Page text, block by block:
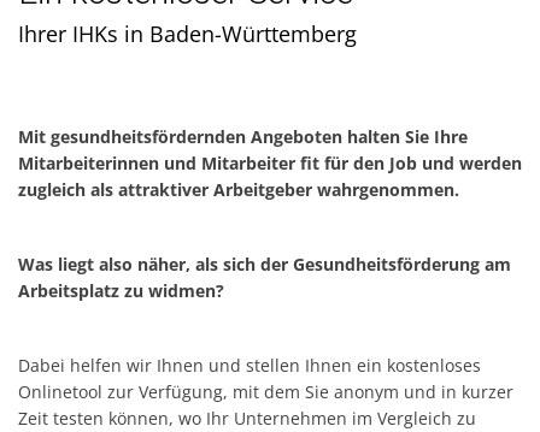
Ihrer IHKs in Baden-Württemberg
Mit gesundheitsfördernden Angeboten halten Sie Ihre
Mitarbeiterinnen und Mitarbeiter fit für den Job und werden
zugleich als attraktiver Arbeitgeber wahrgenommen.
Was liegt also näher, als sich der Gesundheitsförderung am
Arbeitsplatz zu widmen?
Dabei helfen wir Ihnen und stellen Ihnen ein kostenloses
Onlinetool zur Verfügung, mit dem Sie anonym und in kurzer
Zeit testen können, wo Ihr Unternehmen im Vergleich zu